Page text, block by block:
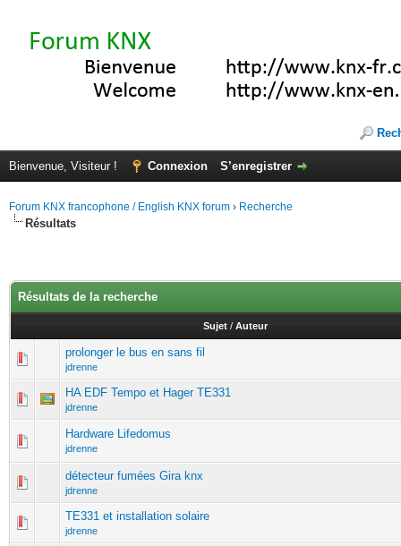
Bienvenue, Visiteur ! Connexion S’enregistrer
Forum KNX francophone / English KNX forum › Recherche
Résultats
Résultats de la recherche
Sujet / Auteur
prolonger le bus en sans fil
jdrenne
HA EDF Tempo et Hager TE331
jdrenne
Hardware Lifedomus
jdrenne
détecteur fumées Gira knx
jdrenne
TE331 et installation solaire
jdrenne